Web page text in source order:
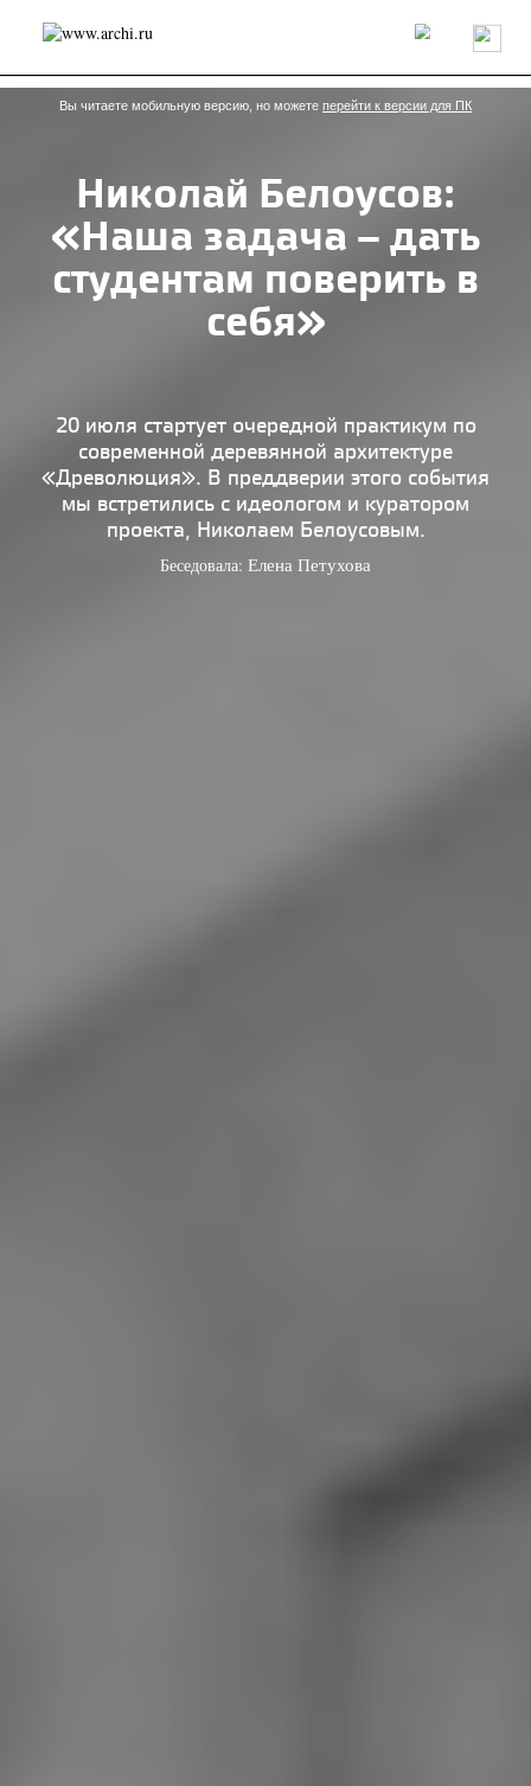
Россия Мир Технологии Интерьер Пресса
Архитекторы
Проекты
Конкурсы События Книги Вакансии
send.project Анонсы конкурсов
Блог
Журнал
Исследование
Обзор
Объект
Результаты конкурса
Репортаж
Рецензия Архитектура
Выставка
Иностранцы в России
Интерьер
Образование
Вы читаете мобильную версию, но можете перейти к версии для ПК
Николай Белоусов:
«Наша задача – дать
студентам поверить в
себя»
20 июля стартует очередной практикум по
современной деревянной архитектуре
«Древолюция». В преддверии этого события
мы встретились с идеологом и куратором
проекта, Николаем Белоусовым.
Беседовала: Елена Петухова